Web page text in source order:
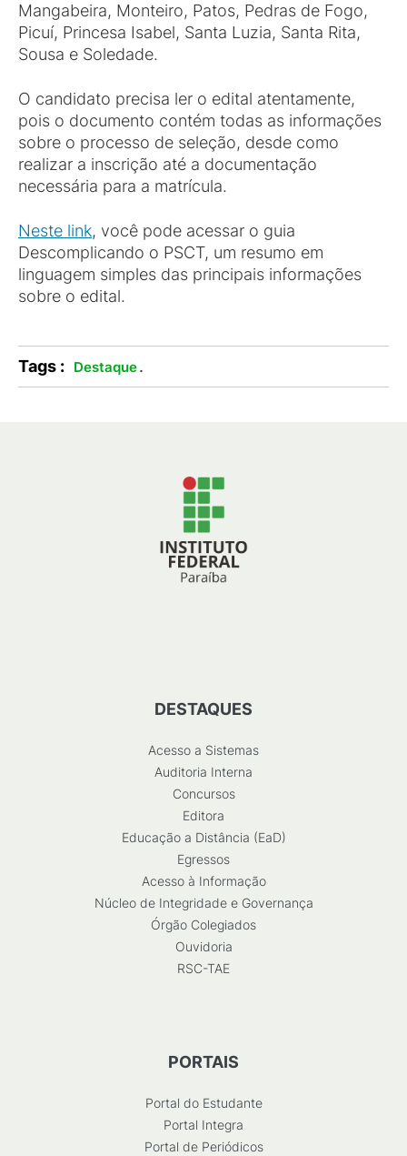
Mangabeira, Monteiro, Patos, Pedras de Fogo,
Picuí, Princesa Isabel, Santa Luzia, Santa Rita,
Sousa e Soledade.
O candidato precisa ler o edital atentamente,
pois o documento contém todas as informações
sobre o processo de seleção, desde como
realizar a inscrição até a documentação
necessária para a matrícula.
Neste link, você pode acessar o guia
Descomplicando o PSCT, um resumo em
linguagem simples das principais informações
sobre o edital.
Tags : Destaque.
DESTAQUES
Acesso a Sistemas
Auditoria Interna
Concursos
Editora
Educação a Distância (EaD)
Egressos
Acesso à Informação
Núcleo de Integridade e Governança
Órgão Colegiados
Ouvidoria
RSC-TAE
PORTAIS
Portal do Estudante
Portal Integra
Portal de Periódicos